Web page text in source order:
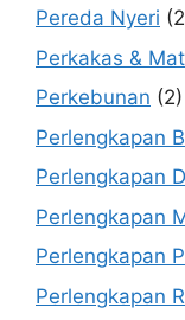
Pereda Nyeri
Perkakas &
Perkebunan (2)
Perlengkapan
Perlengkapan
Perlengkapan
Perlengkapan
Perlengkapan